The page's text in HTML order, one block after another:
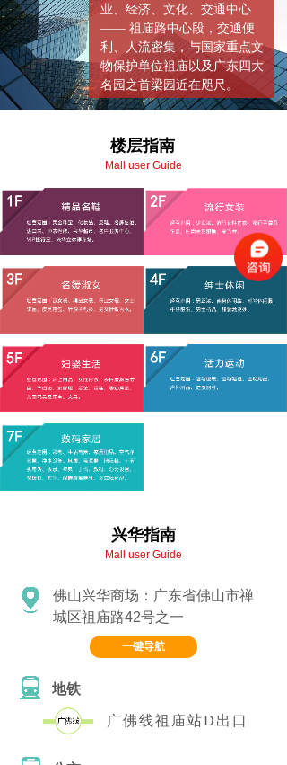
业、经济、文化、交通中心
—— 祖庙路中心段，交通便
利、人流密集，与国家重点文
物保护单位祖庙以及广东四大
名园之首梁园近在咫尺。
楼层指南
Mall user Guide
兴华指南
Mall user Guide
佛山兴华商场：广东省佛山市禅
城区祖庙路42号之一
地铁
广佛线祖庙站D出口
一键导航